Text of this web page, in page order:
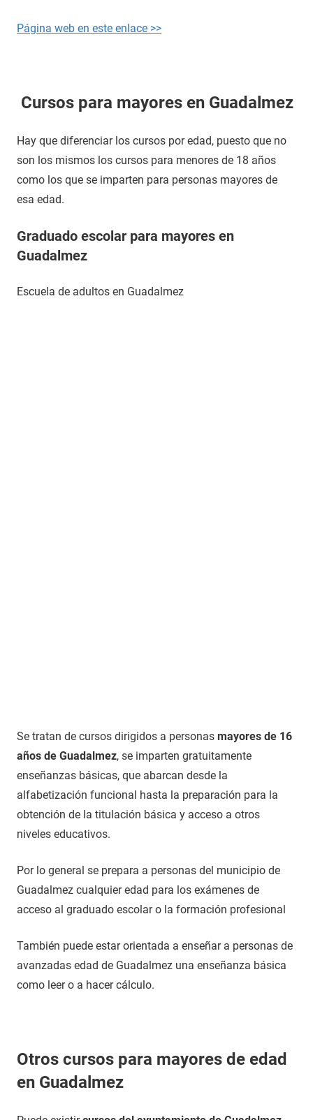
Página web en este enlace >>
Cursos para mayores en Guadalmez
Hay que diferenciar los cursos por edad, puesto que no
son los mismos los cursos para menores de 18 años
como los que se imparten para personas mayores de
esa edad.
Graduado escolar para mayores en
Guadalmez
Escuela de adultos en Guadalmez
Se tratan de cursos dirigidos a personas mayores de 16
años de Guadalmez, se imparten gratuitamente
enseñanzas básicas, que abarcan desde la
alfabetización funcional hasta la preparación para la
obtención de la titulación básica y acceso a otros
niveles educativos.
Por lo general se prepara a personas del municipio de
Guadalmez cualquier edad para los exámenes de
acceso al graduado escolar o la formación profesional
También puede estar orientada a enseñar a personas de
avanzadas edad de Guadalmez una enseñanza básica
como leer o a hacer cálculo.
Otros cursos para mayores de edad
en Guadalmez